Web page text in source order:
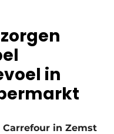
in
in Zemst